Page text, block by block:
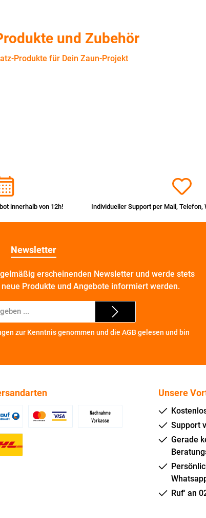
und Zubehör
Produkte für Dein Zaun-Projekt
innerhalb von 12h! Individueller Support per Mail,Telefon,
Newsletter
erscheinenden Newsletter und werde stets
Produkte und Angebote informiert werden.
Mail-
Adresse*
zur Kenntnis genommen und die AGB gelesen und bin
Unsere
Support
Gerade
Ruf' an